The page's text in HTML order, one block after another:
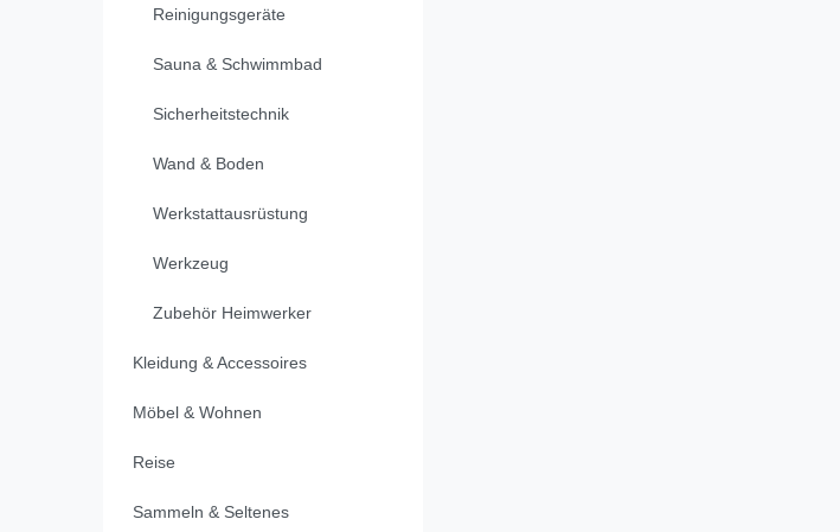
Reinigungsgeräte
Sauna & Schwimmbad
Sicherheitstechnik
Wand & Boden
Werkstattausrüstung
Werkzeug
Zubehör Heimwerker
Kleidung & Accessoires
Möbel & Wohnen
Reise
Sammeln & Seltenes